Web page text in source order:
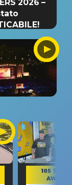
2026 –
105 TAKE
AWAY